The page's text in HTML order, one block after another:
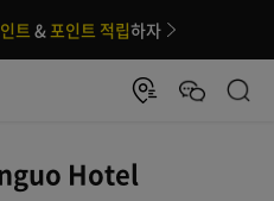
트 &포인트 적립하자
Hotel